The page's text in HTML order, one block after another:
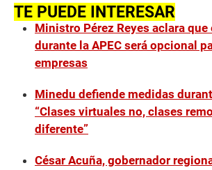
TE PUEDE INTERESAR
Ministro Pérez Reyes aclara
durante la APEC será opcional
empresas
Minedu defiende medidas
“Clases virtuales no, clases
diferente”
César Acuña, gobernador